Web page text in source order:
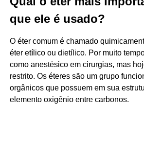
que ele é usado?
O éter comum é chamado
éter etílico ou dietílico. Por muito
como anestésico em cirurgias, mas
restrito. Os éteres são um grupo
orgânicos que possuem em sua
elemento oxigênio entre carbonos.